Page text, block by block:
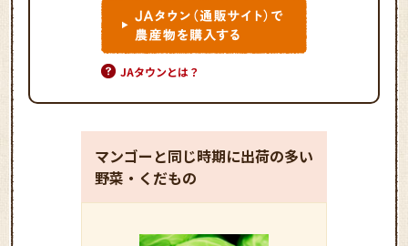
JAタウンとは？
マンゴーと同じ時期に出荷の多い
野菜・くだもの